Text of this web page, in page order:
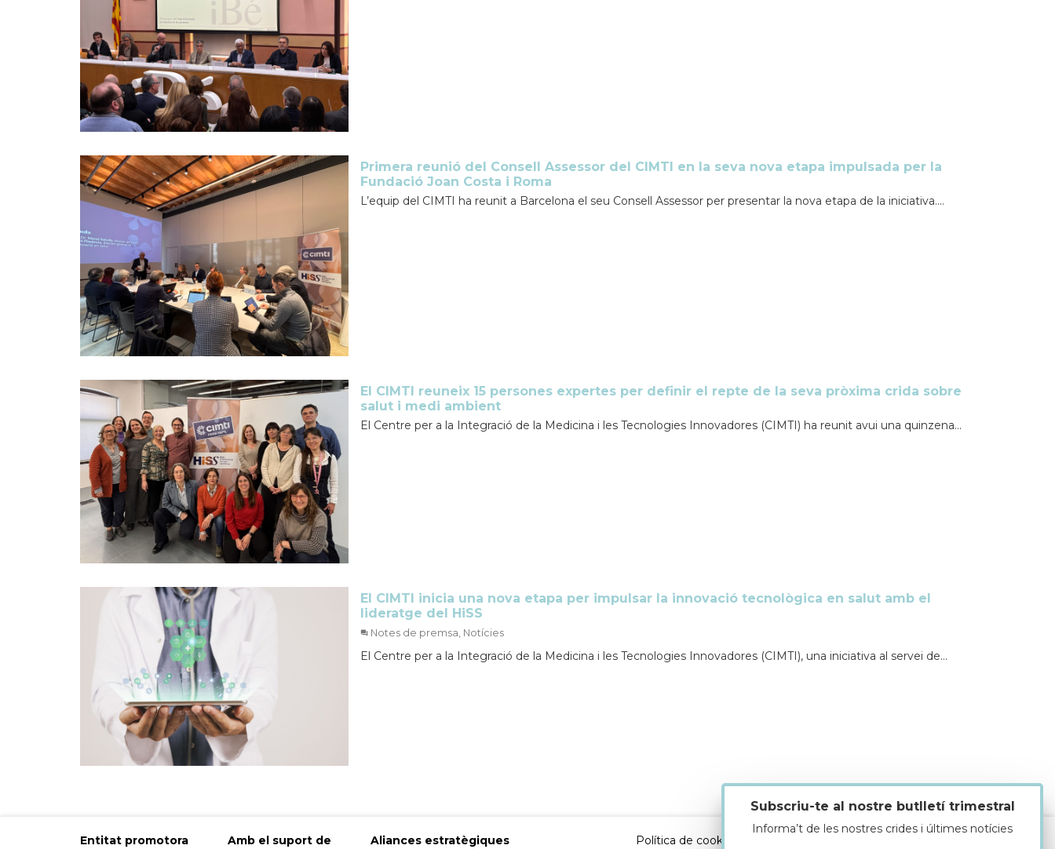
Primera reunió del Consell Assessor del CIMTI en la seva nova etapa impulsada per la
Fundació Joan Costa i Roma
L’equip del CIMTI ha reunit a Barcelona el seu Consell Assessor per presentar la nova etapa de la iniciativa....
El CIMTI reuneix 15 persones expertes per definir el repte de la seva pròxima crida sobre
salut i medi ambient
El Centre per a la Integració de la Medicina i les Tecnologies Innovadores (CIMTI) ha reunit avui una quinzena...
El CIMTI inicia una nova etapa per impulsar la innovació tecnològica en salut amb el
lideratge del HiSS
Notes de premsa, Notícies
El Centre per a la Integració de la Medicina i les Tecnologies Innovadores (CIMTI), una iniciativa al servei de...
Entitat promotora Amb el suport de Aliances estratègiques Política de cookies
Subscriu-te al nostre butlletí trimestral
Informa’t de les nostres crides i últimes notícies